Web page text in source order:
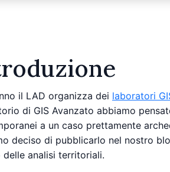
il LAD organizza dei laboratori
di GIS Avanzato abbiamo
a un caso prettamente
deciso di pubblicarlo nel nostro
delle analisi territoriali.